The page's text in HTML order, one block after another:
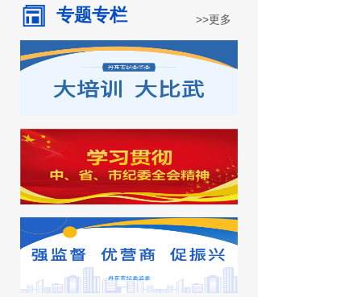
专题专栏 >>更多